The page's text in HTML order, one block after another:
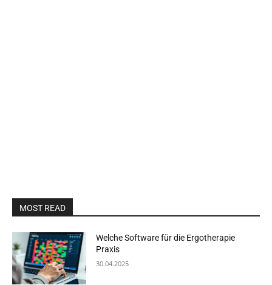
MOST READ
Welche Software für die Ergotherapie
Praxis
30.04.2025